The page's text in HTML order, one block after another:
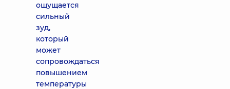
ощущается
сильный
зуд,
который
может
сопровождаться
повышением
температуры